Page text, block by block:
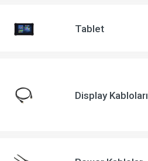
Tablet
Display Kabloları